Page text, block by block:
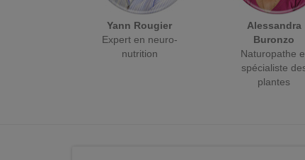
Yann Rougier
Expert en neuro-
nutrition
Alessandra
Buronzo
Naturopathe
spécialiste
plantes